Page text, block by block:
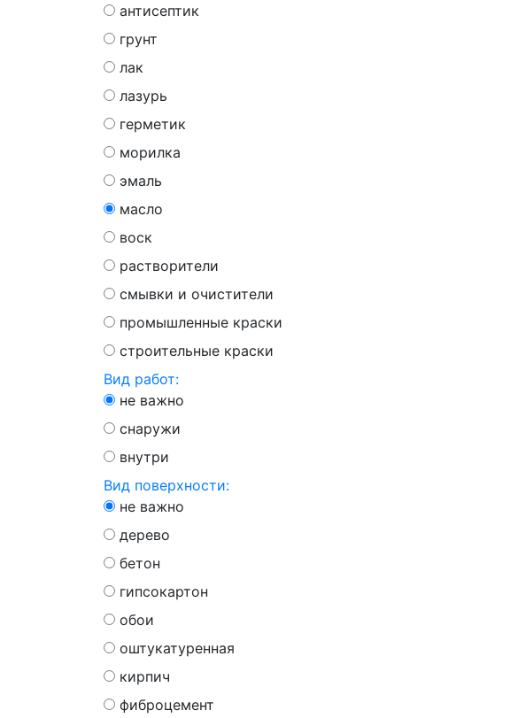
антисептик
грунт
лак
лазурь
герметик
морилка
эмаль
масло
воск
растворители
смывки и очистители
промышленные краски
строительные краски
Вид работ:
не важно
снаружи
внутри
Вид поверхности:
не важно
дерево
бетон
гипсокартон
обои
оштукатуренная
кирпич
фиброцемент